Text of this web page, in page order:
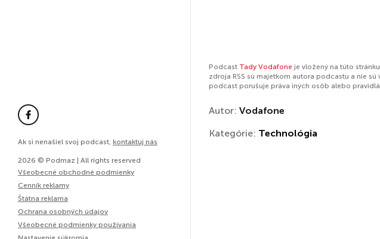
Ak si nenašiel svoj podcast, kontaktuj nás
2026 © Podmaz | All rights reserved
Všeobecné obchodné podmienky
Cenník reklamy
Štátna reklama
Ochrana osobných údajov
Všeobecné podmienky používania
Podcast Tady Vodafone je vložený na túto
zdroja RSS sú majetkom autora podcastu a nie
podcast porušuje práva iných osôb alebo
Autor: Vodafone
Kategórie: Technológia